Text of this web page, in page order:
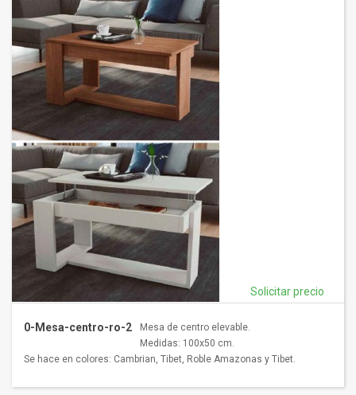
0-Mesa-centro-ro-2
Solicitar precio
Mesa de centro elevable.
Medidas: 100x50 cm.
Se hace en colores: Cambrian, Tibet, Roble Amazonas y Tibet.